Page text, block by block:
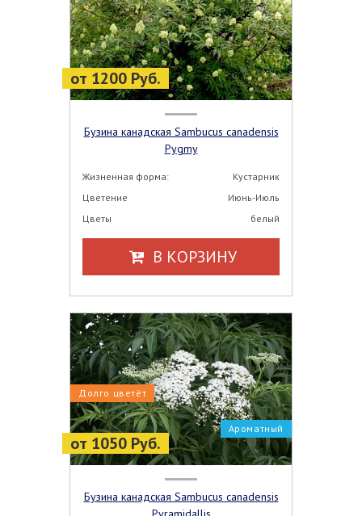
от 1200 Руб.
Бузина канадская Sambucus canadensis
Pygmy
Жизненная форма:
Кустарник
Цветение
Июнь-Июль
Цветы
белый
В КОРЗИНУ
от 1050 Руб.
Ароматный
Долго цветёт
Бузина канадская Sambucus canadensis